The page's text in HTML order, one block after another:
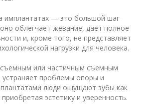
имплантатах — это большой шаг
облегчает жевание, дает полное
и, кроме того, не представляет
нагрузки для человека.
или частичным съемным
устраняет проблемы опоры и
люди ощущают зубы как
эстетику и уверенность.